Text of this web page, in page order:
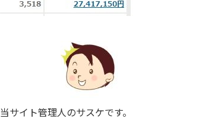
当サイト管理人のサスケです。